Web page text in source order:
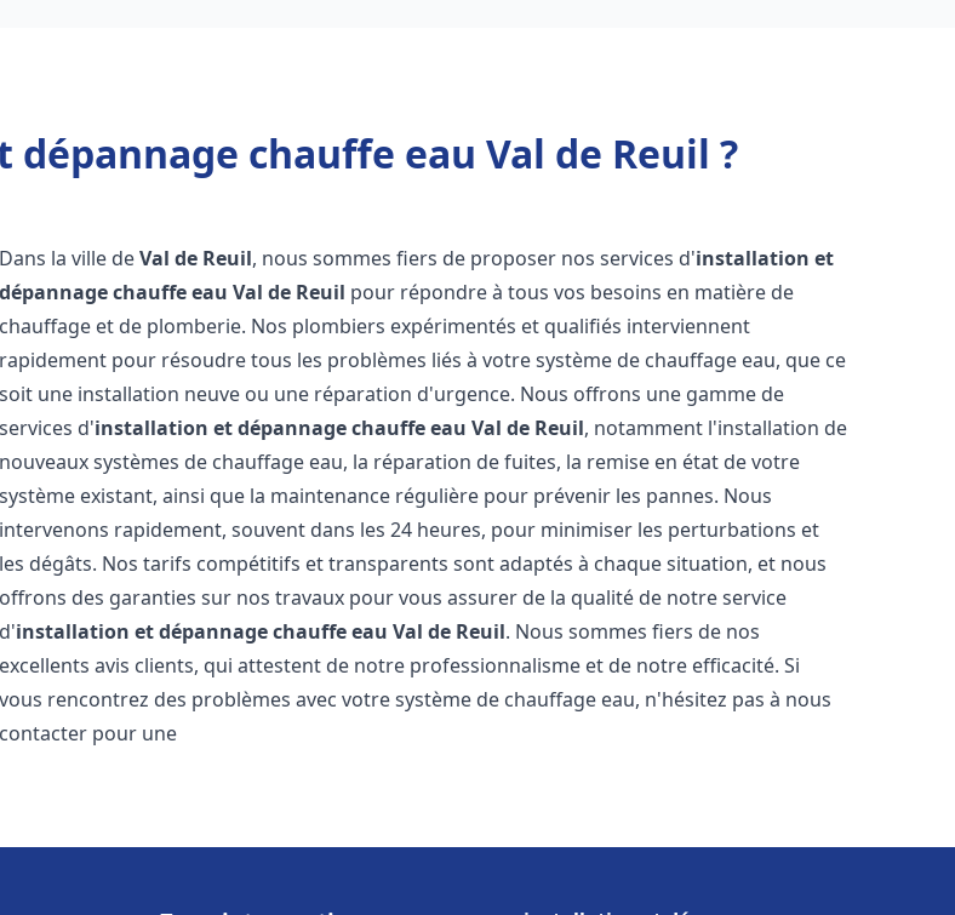
chauffe eau Val de Reuil ?
Dans la ville deVal de Reuil, nous sommes fiers de proposer nos services d'installation et
dépannage chauffe eau Val de Reuil pour répondre à tous vos besoins en matière de
chauffage et de plomberie. Nos plombiers expérimentés et qualifiés interviennent
rapidement pour résoudre tous les problèmes liés à votre système de chauffage eau, que ce
soit une installation neuve ou une réparation d'urgence. Nous offrons une gamme de
services d'installation et dépannage chauffe eau Val de Reuil, notamment l'installation de
nouveaux systèmes de chauffage eau, la réparation de fuites, la remise en état de votre
système existant, ainsi que la maintenance régulière pour prévenir les pannes. Nous
intervenons rapidement, souvent dans les 24 heures, pour minimiser les perturbations et
les dégâts. Nos tarifs compétitifs et transparents sont adaptés à chaque situation, et nous
offrons des garanties sur nos travaux pour vous assurer de la qualité de notre service
d'installation et dépannage chauffe eau Val de Reuil. Nous sommes fiers de nos
excellents avis clients, qui attestent de notre professionnalisme et de notre efficacité. Si
vous rencontrez des problèmes avec votre système de chauffage eau, n'hésitez pas à nous
contacter pour une